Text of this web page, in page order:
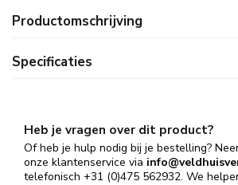
Productomschrijving
Specificaties
Heb je vragen over dit product?
Of heb je hulp nodig bij je bestelling?
onze klantenservice via
telefonisch +31 (0)475 562932. We